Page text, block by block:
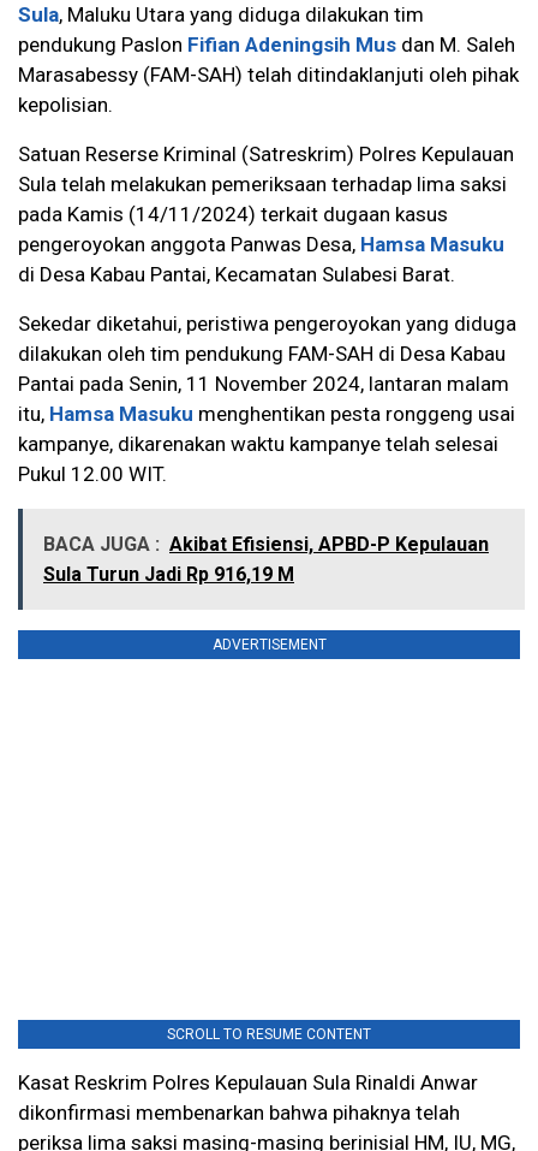
Sula, Maluku Utara yang diduga dilakukan tim
pendukung Paslon Fifian Adeningsih Mus dan M. Saleh
Marasabessy (FAM-SAH) telah ditindaklanjuti oleh pihak
kepolisian.
Satuan Reserse Kriminal (Satreskrim) Polres Kepulauan
Sula telah melakukan pemeriksaan terhadap lima saksi
pada Kamis (14/11/2024) terkait dugaan kasus
pengeroyokan anggota Panwas Desa, Hamsa Masuku
di Desa Kabau Pantai, Kecamatan Sulabesi Barat.
Sekedar diketahui, peristiwa pengeroyokan yang diduga
dilakukan oleh tim pendukung FAM-SAH di Desa Kabau
Pantai pada Senin, 11 November 2024, lantaran malam
itu, Hamsa Masuku menghentikan pesta ronggeng usai
kampanye, dikarenakan waktu kampanye telah selesai
Pukul 12.00 WIT.
BACA JUGA : Akibat Efisiensi, APBD-P Kepulauan
Sula Turun Jadi Rp 916,19 M
ADVERTISEMENT
SCROLL TO RESUME CONTENT
Kasat Reskrim Polres Kepulauan Sula Rinaldi Anwar
dikonfirmasi membenarkan bahwa pihaknya telah
periksa lima saksi masing-masing berinisial HM, IU, MG,